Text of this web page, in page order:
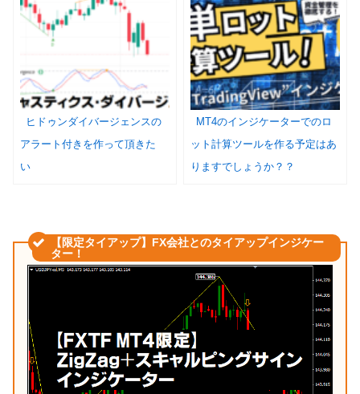
ヒドゥンダイバージェンスの
アラート付きを作って頂きた
い
MT4のインジケーターでのロ
ット計算ツールを作る予定はあ
りますでしょうか？？
【限定タイアップ】FX会社とのタイアップインジケー
ター！